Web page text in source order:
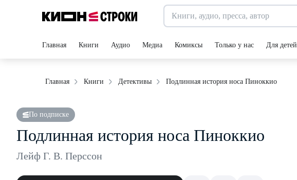
Главная Книги Аудио Медиа Комиксы Только у нас Для детей
Главная Книги Детективы Подлинная история носа Пиноккио
По подписке
Подлинная история носа Пиноккио
Лейф Г. В. Перссон